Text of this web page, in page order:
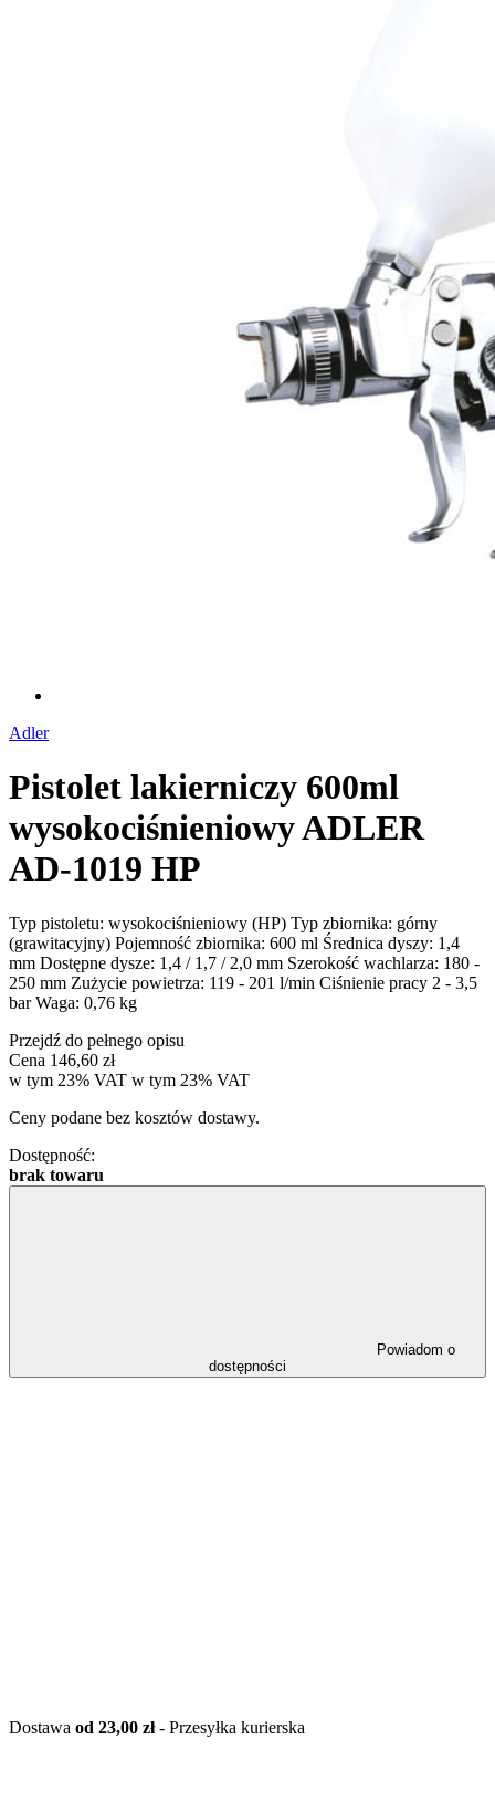
Adler
Pistolet lakierniczy 600ml
wysokociśnieniowy ADLER
AD-1019 HP
Typ pistoletu: wysokociśnieniowy (HP) Typ zbiornika: górny
(grawitacyjny) Pojemność zbiornika: 600 ml Średnica dyszy: 1,4
mm Dostępne dysze: 1,4 / 1,7 / 2,0 mm Szerokość wachlarza: 180 -
250 mm Zużycie powietrza: 119 - 201 l/min Ciśnienie pracy 2 - 3,5
bar Waga: 0,76 kg
Przejdź do pełnego opisu
Cena 146,60 zł
w tym 23% VAT w tym 23% VAT
Ceny podane bez kosztów dostawy.
Dostępność:
brak towaru
dostępności
Dostawa od 23,00 zł- Przesyłka kurierska